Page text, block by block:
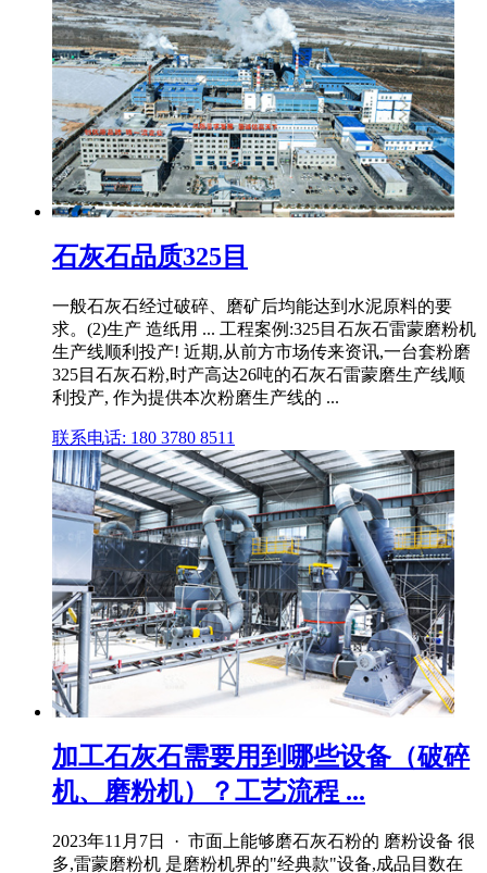
石灰石品质325目
一般石灰石经过破碎、磨矿后均能达到水泥原料的要
求。(2)生产 造纸用 ... 工程案例:325目石灰石雷蒙磨粉机
生产线顺利投产! 近期,从前方市场传来资讯,一台套粉磨
325目石灰石粉,时产高达26吨的石灰石雷蒙磨生产线顺
利投产, 作为提供本次粉磨生产线的 ...
联系电话: 180 3780 8511
加工石灰石需要用到哪些设备（破碎
机、磨粉机）？工艺流程 ...
2023年11月7日 · 市面上能够磨石灰石粉的 磨粉设备 很
多,雷蒙磨粉机 是磨粉机界的"经典款"设备,成品目数在